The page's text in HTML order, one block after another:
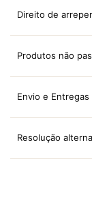
Direito de
Produtos não
Envio e Entregas
Resolução